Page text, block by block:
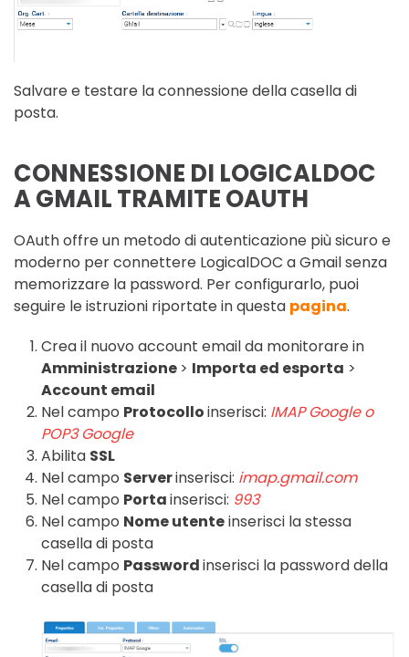
Salvare e testare la connessione della casella di
posta.
CONNESSIONE DI LOGICALDOC
A GMAIL TRAMITE OAUTH
OAuth offre un metodo di autenticazione più sicuro e
moderno per connettere LogicalDOC a Gmail senza
memorizzare la password. Per configurarlo, puoi
seguire le istruzioni riportate in questa pagina.
Crea il nuovo account email da monitorare in
Amministrazione > Importa ed esporta >
Account email
Nel campo Protocolloinserisci: IMAP Google o
POP3 Google
Abilita SSL
Nel campo Serverinserisci: imap.gmail.com
Nel campo Portainserisci: 993
Nel campo Nome utenteinserisci la stessa
casella di posta
Nel campo Passwordinserisci la password della
casella di posta